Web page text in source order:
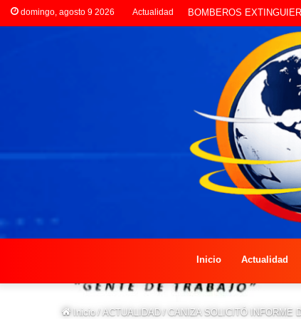
domingo, agosto 9 2026 Actualidad LA POLICÍA INVESTIGA
Inicio Actualidad
Inicio / ACTUALIDAD / CANIZA SOLICITÓ INFORME